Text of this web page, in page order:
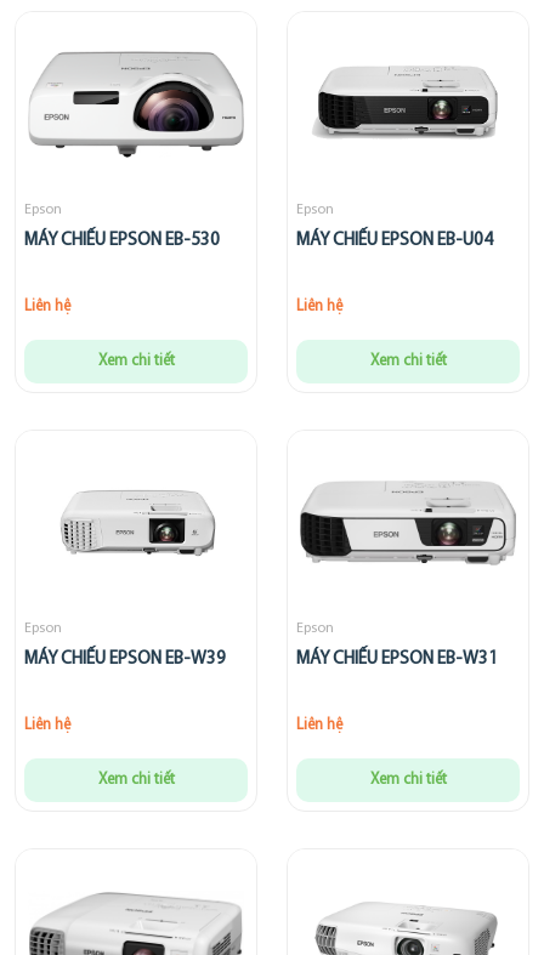
Epson
MÁY CHIẾU EPSON EB-530
Liên hệ
Xem chi tiết
Epson
MÁY CHIẾU EPSON EB-U04
Liên hệ
Xem chi tiết
Epson
MÁY CHIẾU EPSON EB-W39
Liên hệ
Xem chi tiết
Epson
MÁY CHIẾU EPSON EB-W31
Liên hệ
Xem chi tiết